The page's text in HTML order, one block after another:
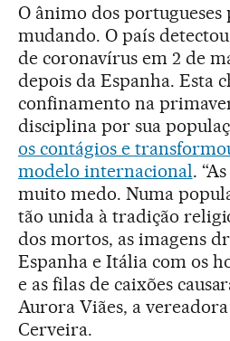
O ânimo dos portugueses
mudando. O país
de coronavírus em 2 de
depois da Espanha. Esta
confinamento na
disciplina por sua
os contágios e
modelo internacional.
muito medo. Numa
tão unida à tradição
dos mortos, as imagens
Espanha e Itália com os
e as filas de caixões
Aurora Viães, a
Cerveira.